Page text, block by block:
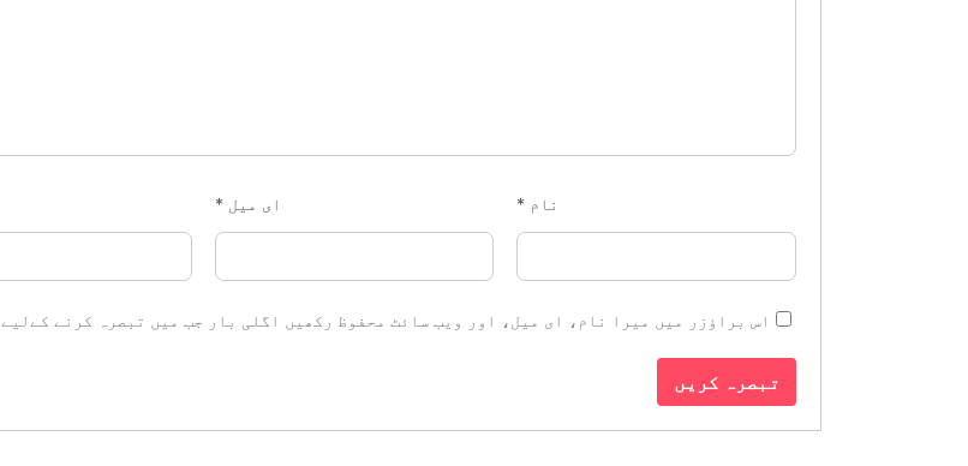
نام * ای میل *
اس براؤزر میں میرا نام، ای میل، اور ویب سائٹ محفوظ رکھیں اگلی بار جب میں تبصرہ کرنے کےلیے۔